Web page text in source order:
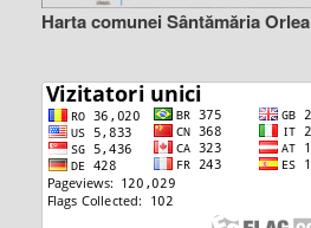
Harta comunei Sântămăria Orlea